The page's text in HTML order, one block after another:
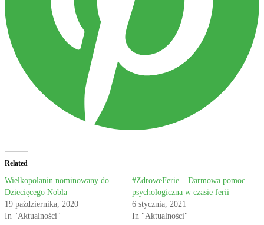
Related
Wielkopolanin nominowany do
Dziecięcego Nobla
19 października, 2020
In "Aktualności"
#ZdroweFerie – Darmowa pomoc
psychologiczna w czasie ferii
6 stycznia, 2021
In "Aktualności"